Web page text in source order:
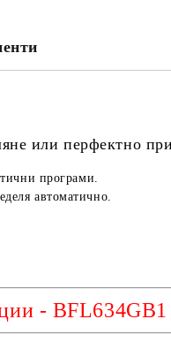
Съгласен съм с
или перфектно
програми.
автоматично.
- BFL634GB1